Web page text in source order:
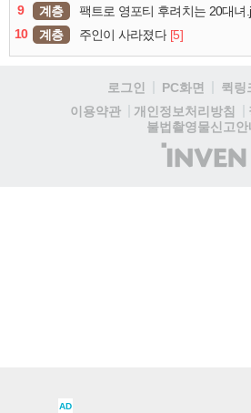
9
계층 팩트로 영포티 후려치는 20대녀
10
계층 주인이 사라졌다 [5]
로그인 PC화면 퀵링
이용약관
개인정보처리방침
불법촬영물신고안
(주)
인
AD